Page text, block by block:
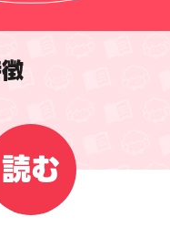
読む